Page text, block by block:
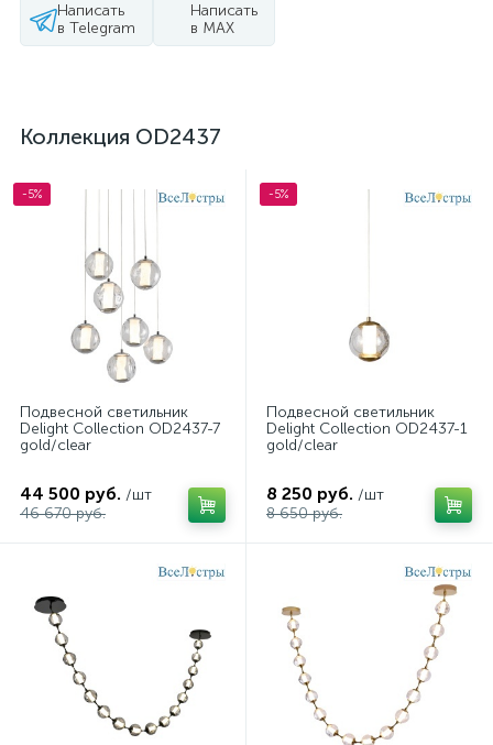
Написать
в Telegram
Написать
в MAX
Коллекция OD2437
-5%
Подвесной светильник
Delight Collection OD2437-7
gold/clear
44 500 руб. /шт
46 670 руб.
-5%
Подвесной светильник
Delight Collection OD2437-1
gold/clear
8 250 руб. /шт
8 650 руб.